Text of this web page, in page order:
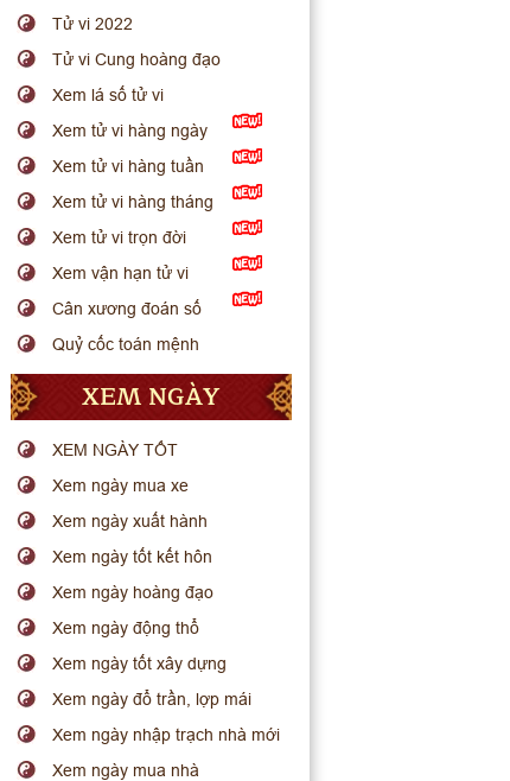
Tử vi 2022
Tử vi Cung hoàng đạo
Xem lá số tử vi
Xem tử vi hàng ngày
Xem tử vi hàng tuần
Xem tử vi hàng tháng
Xem tử vi trọn đời
Xem vận hạn tử vi
Cân xương đoán số
Quỷ cốc toán mệnh
XEM NGÀY
XEM NGÀY TỐT
Xem ngày mua xe
Xem ngày xuất hành
Xem ngày tốt kết hôn
Xem ngày hoàng đạo
Xem ngày động thổ
Xem ngày tốt xây dựng
Xem ngày đổ trần, lợp mái
Xem ngày nhập trạch nhà mới
Xem ngày mua nhà